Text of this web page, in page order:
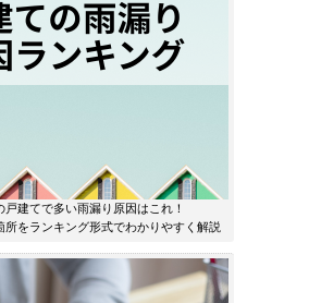
戸建てで多い雨漏り原因はこれ！
所をランキング形式でわかりやすく解説